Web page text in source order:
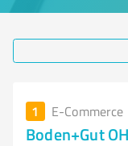
1 E-Commerce
Boden+Gut